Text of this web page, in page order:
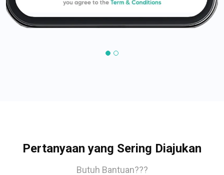
Pertanyaan yang Sering Diajukan
Butuh Bantuan???